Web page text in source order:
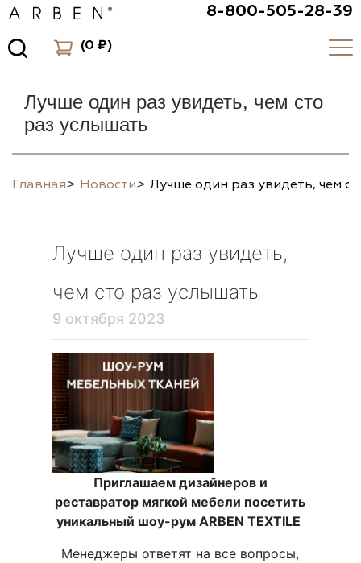
8-800-505-28-39
(0 ₽)
Лучше один раз увидеть, чем сто
раз услышать
Главная> Новости> Лучше один раз увидеть, чем
Лучше один раз увидеть,
чем сто раз услышать
9 октября 2023
Приглашаем дизайнеров и
реставратор мягкой мебели посетить
уникальный шоу-рум ARBEN TEXTILE
Менеджеры ответят на все вопросы,